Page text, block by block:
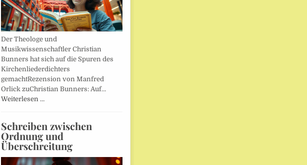
Der Theologe und
Musikwissenschaftler Christian
Bunners hat sich auf die Spuren des
Kirchenliederdichters
gemachtRezension von Manfred
Orlick zuChristian Bunners: Auf…
Weiterlesen …
Schreiben zwischen
Ordnung und
Überschreitung